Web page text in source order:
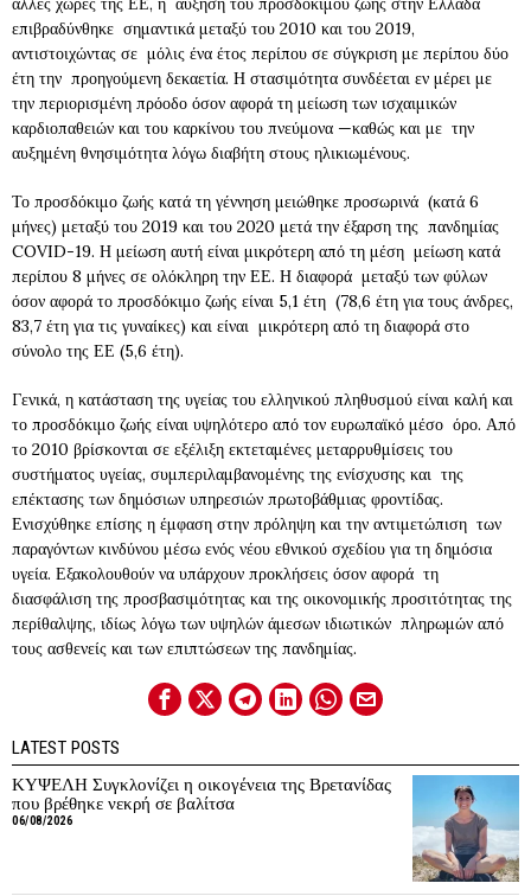
επιβραδύνθηκε σημαντικά μεταξύ του 2010 και του 2019,
αντιστοιχώντας σε μόλις ένα έτος περίπου σε σύγκριση με περίπου δύο
έτη την προηγούμενη δεκαετία. Η στασιμότητα συνδέεται εν μέρει με
την περιορισμένη πρόοδο όσον αφορά τη μείωση των ισχαιμικών
καρδιοπαθειών και του καρκίνου του πνεύμονα —καθώς και με την
αυξημένη θνησιμότητα λόγω διαβήτη στους ηλικιωμένους.
Το προσδόκιμο ζωής κατά τη γέννηση μειώθηκε προσωρινά (κατά 6
μήνες) μεταξύ του 2019 και του 2020 μετά την έξαρση της πανδημίας
COVID-19. Η μείωση αυτή είναι μικρότερη από τη μέση μείωση κατά
περίπου 8 μήνες σε ολόκληρη την ΕΕ. Η διαφορά μεταξύ των φύλων
όσον αφορά το προσδόκιμο ζωής είναι 5,1 έτη (78,6 έτη για τους άνδρες,
83,7 έτη για τις γυναίκες) και είναι μικρότερη από τη διαφορά στο
σύνολο της ΕΕ (5,6 έτη).
Γενικά, η κατάσταση της υγείας του ελληνικού πληθυσμού είναι καλή και
το προσδόκιμο ζωής είναι υψηλότερο από τον ευρωπαϊκό μέσο όρο. Από
το 2010 βρίσκονται σε εξέλιξη εκτεταμένες μεταρρυθμίσεις του
συστήματος υγείας, συμπεριλαμβανομένης της ενίσχυσης και της
επέκτασης των δημόσιων υπηρεσιών πρωτοβάθμιας φροντίδας.
Ενισχύθηκε επίσης η έμφαση στην πρόληψη και την αντιμετώπιση των
παραγόντων κινδύνου μέσω ενός νέου εθνικού σχεδίου για τη δημόσια
υγεία. Εξακολουθούν να υπάρχουν προκλήσεις όσον αφορά τη
διασφάλιση της προσβασιμότητας και της οικονομικής προσιτότητας της
περίθαλψης, ιδίως λόγω των υψηλών άμεσων ιδιωτικών πληρωμών από
τους ασθενείς και των επιπτώσεων της πανδημίας.
LATEST POSTS
ΚΥΨΕΛΗ Συγκλονίζει η οικογένεια της Βρετανίδας
που βρέθηκε νεκρή σε βαλίτσα
06/08/2026